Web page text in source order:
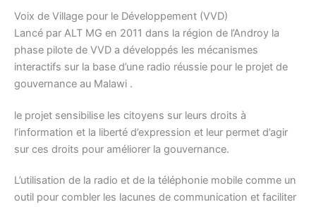
Voix de Village pour le Développement (VVD)
Lancé par ALT MG en 2011 dans la région de l’Androy la
phase pilote de VVD a développés les mécanismes
interactifs sur la base d’une radio réussie pour le projet de
gouvernance au Malawi .
le projet sensibilise les citoyens sur leurs droits à
l’information et la liberté d’expression et leur permet d’agir
sur ces droits pour améliorer la gouvernance.
L’utilisation de la radio et de la téléphonie mobile comme un
outil pour combler les lacunes de communication et faciliter